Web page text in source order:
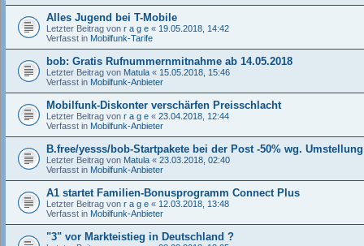
Alles Jugend bei T-Mobile
Letzter Beitrag von r a g e « 19.05.2018, 14:42
Verfasst in Mobilfunk-Tarife
bob: Gratis Rufnummernmitnahme ab 14.05.2018
Letzter Beitrag von Matula « 15.05.2018, 15:46
Verfasst in Mobilfunk-Anbieter
Mobilfunk-Diskonter verschärfen Preisschlacht
Letzter Beitrag von r a g e « 23.04.2018, 12:44
Verfasst in Mobilfunk-Anbieter
B.free/yesss/bob-Startpakete bei der Post -50% wg.
Letzter Beitrag von Matula « 23.03.2018, 02:40
Verfasst in Mobilfunk-Anbieter
A1 startet Familien-Bonusprogramm Connect Plus
Letzter Beitrag von r a g e « 12.03.2018, 13:48
Verfasst in Mobilfunk-Anbieter
"3" vor Markteistieg in Deutschland ?